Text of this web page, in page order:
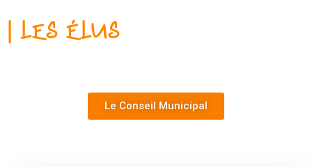
| Les Élus
Le Conseil Municipal